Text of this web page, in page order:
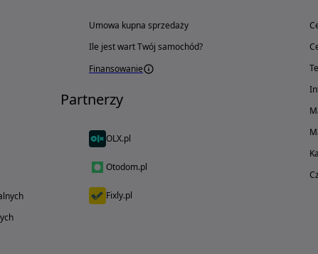
Umowa kupna sprzedaży
Ile jest wart Twój samochód?
Finansowanie
Partnerzy
OLX.pl
Otodom.pl
Fixly.pl